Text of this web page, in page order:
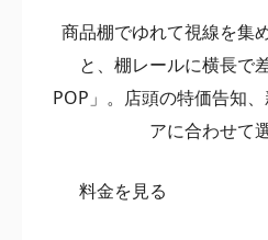
商品棚でゆれて視線を集
と、棚レールに横長で
POP」。店頭の特価告知
アに合わせて
料金を見る